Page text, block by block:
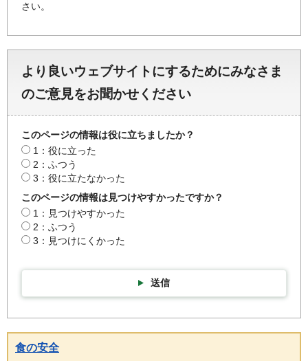
さい。
より良いウェブサイトにするためにみなさま
のご意見をお聞かせください
このページの情報は役に立ちましたか？
1：役に立った
2：ふつう
3：役に立たなかった
このページの情報は見つけやすかったですか？
1：見つけやすかった
2：ふつう
3：見つけにくかった
送信
食の安全